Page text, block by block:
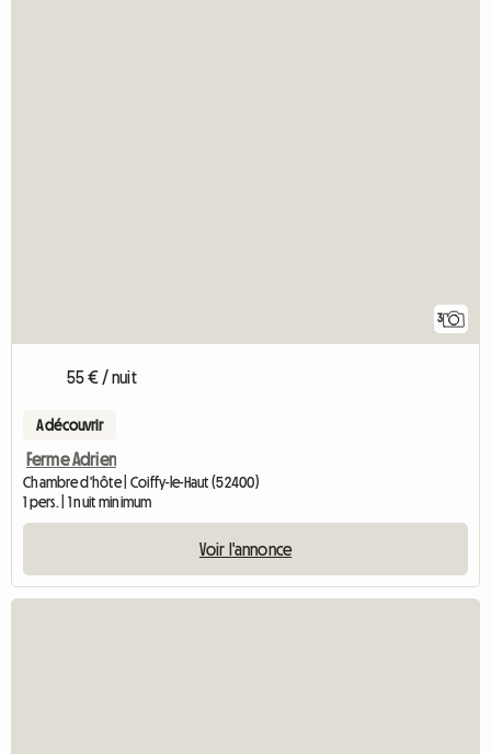
3
55 € / nuit
A découvrir
Ferme Adrien
Chambre d'hôte | Coiffy-le-Haut (52400)
1 pers. | 1 nuit minimum
Voir l'annonce